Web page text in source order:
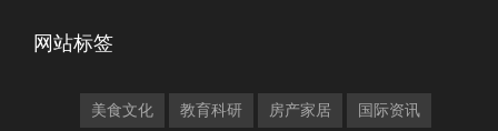
网站标签
美食文化 教育科研 房产家居 国际资讯